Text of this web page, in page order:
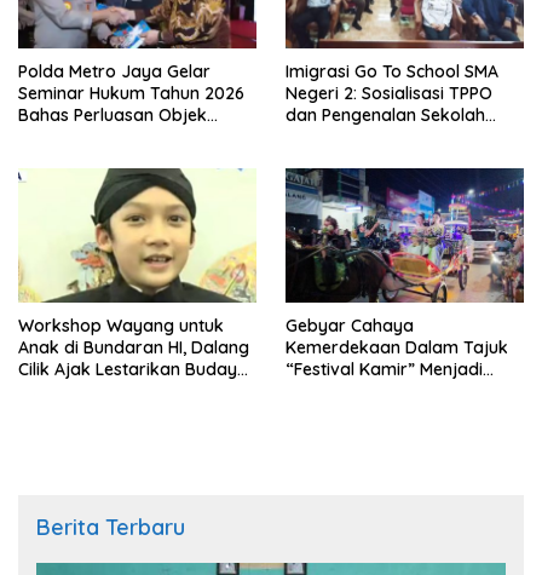
Polda Metro Jaya Gelar
Seminar Hukum Tahun 2026
Bahas Perluasan Objek
Imigrasi Go To School SMA
Negeri 2: Sosialisasi TPPO
dan Pengenalan Sekolah
Workshop Wayang untuk
Anak di Bundaran HI, Dalang
Cilik Ajak Lestarikan Budaya
Gebyar Cahaya
Kemerdekaan Dalam Tajuk
“Festival Kamir” Menjadi
Berita Terbaru